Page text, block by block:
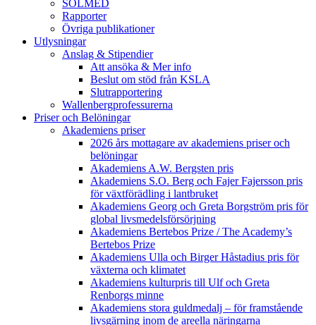
SOLMED
Rapporter
Övriga publikationer
Utlysningar
Anslag & Stipendier
Att ansöka & Mer info
Beslut om stöd från KSLA
Slutrapportering
Wallenbergprofessurerna
Priser och Belöningar
Akademiens priser
2026 års mottagare av akademiens priser och
belöningar
Akademiens A.W. Bergsten pris
Akademiens S.O. Berg och Fajer Fajersson pris
för växtförädling i lantbruket
Akademiens Georg och Greta Borgström pris för
global livsmedelsförsörjning
Akademiens Bertebos Prize / The Academy’s
Bertebos Prize
Akademiens Ulla och Birger Håstadius pris för
växterna och klimatet
Akademiens kulturpris till Ulf och Greta
Renborgs minne
Akademiens stora guldmedalj – för framstående
livsgärning inom de areella näringarna